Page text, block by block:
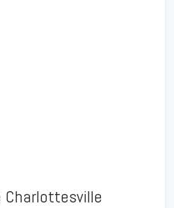
Charlottesville